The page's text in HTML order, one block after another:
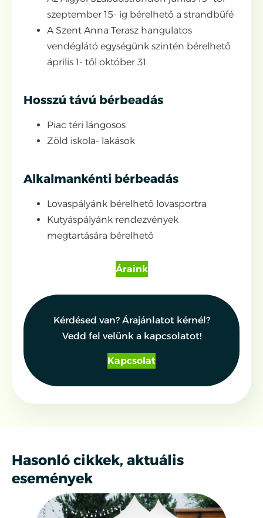
szeptember 15- ig bérelhető a strandbüfé
A Szent Anna Terasz hangulatos
vendéglátó egységünk szintén bérelhető
április 1- től október 31
Hosszú távú bérbeadás
Piac téri lángosos
Zöld iskola- lakások
Alkalmankénti bérbeadás
Lovaspályánk bérelhető lovasportra
Kutyáspályánk rendezvények
megtartására bérelhető
Áraink
Kérdésed van? Árajánlatot kérnél?
Vedd fel velünk a kapcsolatot!
Kapcsolat
Hasonló cikkek, aktuális
események